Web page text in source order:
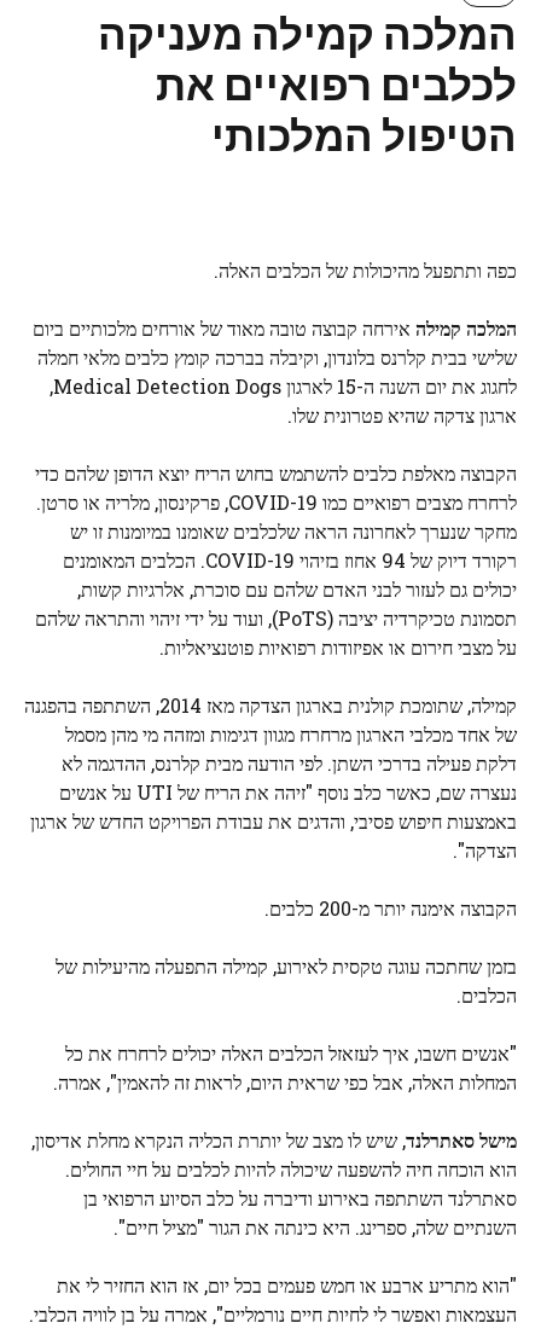
המלכה קמילה מעניקה
לכלבים רפואיים את
הטיפול המלכותי
כפה ותתפעל מהיכולות של הכלבים האלה.
המלכה קמילה אירחה קבוצה טובה מאוד של אורחים מלכותיים ביום
שלישי בבית קלרנס בלונדון, וקיבלה בברכה קומץ כלבים מלאי חמלה
לחגוג את יום השנה ה-15 לארגון Medical Detection Dogs,
ארגון צדקה שהיא פטרונית שלו.
הקבוצה מאלפת כלבים להשתמש בחוש הריח יוצא הדופן שלהם כדי
לרחרח מצבים רפואיים כמו COVID-19, פרקינסון, מלריה או סרטן.
מחקר שנערך לאחרונה הראה שלכלבים שאומנו במיומנות זו יש
רקורד דיוק של 94 אחוז בזיהוי COVID-19. הכלבים המאומנים
יכולים גם לעזור לבני האדם שלהם עם סוכרת, אלרגיות קשות,
תסמונת טכיקרדיה יציבה (PoTS), ועוד על ידי זיהוי והתראה שלהם
על מצבי חירום או אפיזודות רפואיות פוטנציאליות.
קמילה, שתומכת קולנית בארגון הצדקה מאז 2014, השתתפה בהפגנה
של אחד מכלבי הארגון מרחרח מגוון דגימות ומזהה מי מהן מסמל
דלקת פעילה בדרכי השתן. לפי הודעה מבית קלרנס, ההדגמה לא
נעצרה שם, כאשר כלב נוסף "זיהה את הריח של UTI על אנשים
באמצעות חיפוש פסיבי, והדגים את עבודת הפרויקט החדש של ארגון
הצדקה".
הקבוצה אימנה יותר מ-200 כלבים.
בזמן שחתכה עוגה טקסית לאירוע, קמילה התפעלה מהיעילות של
הכלבים.
"אנשים חשבו, איך לעזאזל הכלבים האלה יכולים לרחרח את כל
המחלות האלה, אבל כפי שראית היום, לראות זה להאמין", אמרה.
מישל סאתרלנד, שיש לו מצב של יותרת הכליה הנקרא מחלת אדיסון,
הוא הוכחה חיה להשפעה שיכולה להיות לכלבים על חיי החולים.
סאתרלנד השתתפה באירוע ודיברה על כלב הסיוע הרפואי בן
השנתיים שלה, ספרינג. היא כינתה את הגור "מציל חיים".
"הוא מתריע ארבע או חמש פעמים בכל יום, אז הוא החזיר לי את
העצמאות ואפשר לי לחיות חיים נורמליים", אמרה על בן לוויה הכלבי.